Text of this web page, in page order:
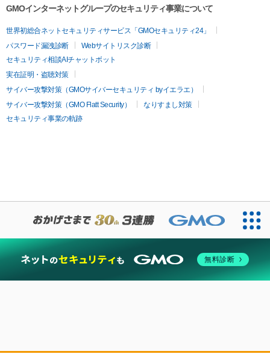
GMOインターネットグループのセキュリティ事業について
世界初総合ネットセキュリティサービス「GMOセキュリティ24」
パスワード漏洩診断
Webサイトリスク診断
セキュリティ相談AIチャットボット
実在証明・盗聴対策
サイバー攻撃対策（GMOサイバーセキュリティ byイエラエ）
サイバー攻撃対策（GMO Flatt Security）
なりすまし対策
セキュリティ事業の軌跡
無料診断